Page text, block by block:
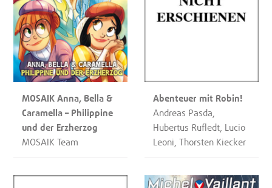
MOSAIK Anna, Bella &
Caramella – Philippine
und der Erzherzog
MOSAIK Team
Abenteuer mit Robin!
Andreas Pasda,
Hubertus Rufledt, Lucio
Leoni, Thorsten Kiecker